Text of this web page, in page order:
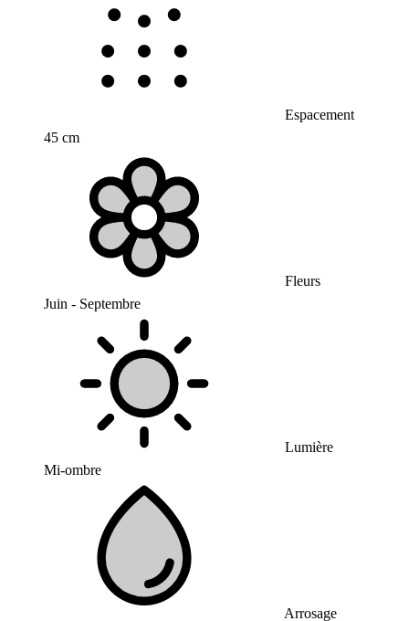
Espacement
45 cm
Fleurs
Juin - Septembre
Lumière
Mi-ombre
Arrosage